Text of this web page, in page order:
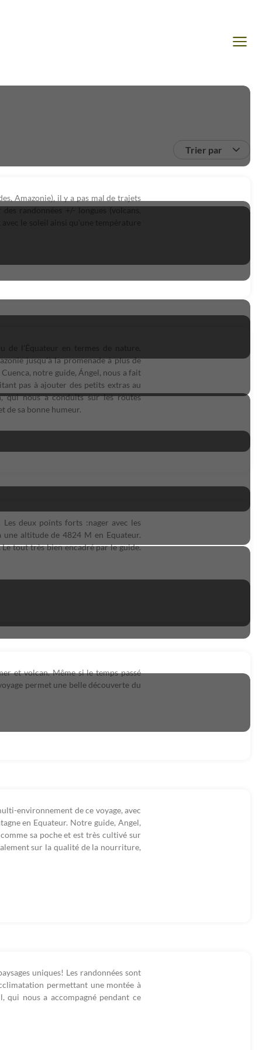
Trier par
Amazonie), il y a pas mal de trajets
jusqu'à la promenade à plus de
notre guide, Ángel, nous a fait
pas à ajouter des petits extras au
qui nous a conduits sur les routes
de sa bonne humeur.
deux points forts :nager avec les
altitude de 4824 M en Equateur.
tout très bien encadré par le guide.
et volcan. Même si le temps passé
permet une belle découverte du
environnement de ce voyage, avec
en Equateur. Notre guide, Angel,
sa poche et est très cultivé sur
sur la qualité de la nourriture,
uniques! Les randonnées sont
permettant une montée à
qui nous a accompagné pendant ce